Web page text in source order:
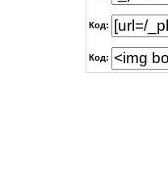
Код:
Код: